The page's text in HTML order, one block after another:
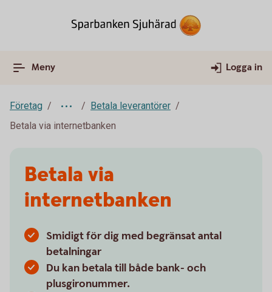
Meny Logga in
Företag
Betala leverantörer
Betala via internetbanken
Betala via
internetbanken
Smidigt för dig med begränsat antal
betalningar
Du kan betala till både bank- och
plusgironummer.